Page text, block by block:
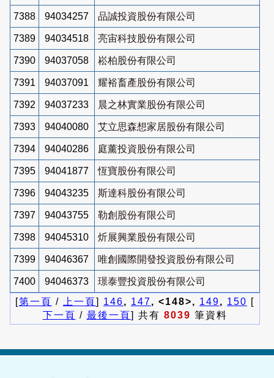
7388 94034257 品誠投資股份有限公司
7389 94034518 亮宙科技股份有限公司
7390 94037058 崧柏股份有限公司
7391 94037091 耀裕畜產股份有限公司
7392 94037233 晨之林實業股份有限公司
7393 94040080 艾立思森想家居股份有限公司
7394 94040286 庭薰投資股份有限公司
7395 94041877 恆寶股份有限公司
7396 94043235 斯達科股份有限公司
7397 94043755 勒創股份有限公司
7398 94045310 炘展興業股份有限公司
7399 94046367 唯創國際開發投資股份有限公司
7400 94046373
璟泰豐投資股份有限公司
[第一頁 / 上一頁] 146, 147, <148>, 149, 150 [
下一頁 / 最後一頁] 共有 8039 筆資料